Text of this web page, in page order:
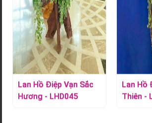
quan trọn
Chi tiết sản phẩm
- Thiết kế 3D thủ công tinh xảo,
màng co. Mỗi trái được sơ chế, bọc
khéo léo để giữ nguyên hình dáng tự
Lan Hồ Điệp Vạn Sắc
Hương - LHD045
Lan Hồ
Thiên -